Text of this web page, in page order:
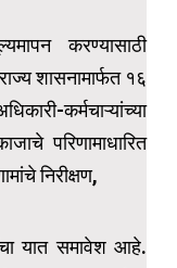
करण्यासाठी
शासनामार्फत १६
कर्मचाऱ्यांच्या
परिणामाधारित
निरीक्षण,
यात समावेश आहे.